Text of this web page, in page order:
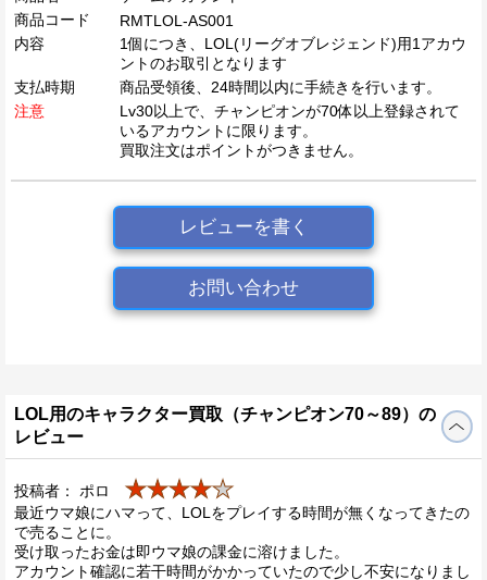
商品コード
RMTLOL-AS001
内容
1個につき、LOL(リーグオブレジェンド)用1アカウ
ントのお取引となります
支払時期
商品受領後、24時間以内に手続きを行います。
注意
Lv30以上で、チャンピオンが70体以上登録されて
いるアカウントに限ります。
買取注文はポイントがつきません。
レビューを書く
お問い合わせ
LOL用のキャラクター買取（チャンピオン70～89）の
レビュー
投稿者： ポロ ★★★★★
最近ウマ娘にハマって、LOLをプレイする時間が無くなってきたの
で売ることに。
受け取ったお金は即ウマ娘の課金に溶けました。
アカウント確認に若干時間がかかっていたので少し不安になりまし